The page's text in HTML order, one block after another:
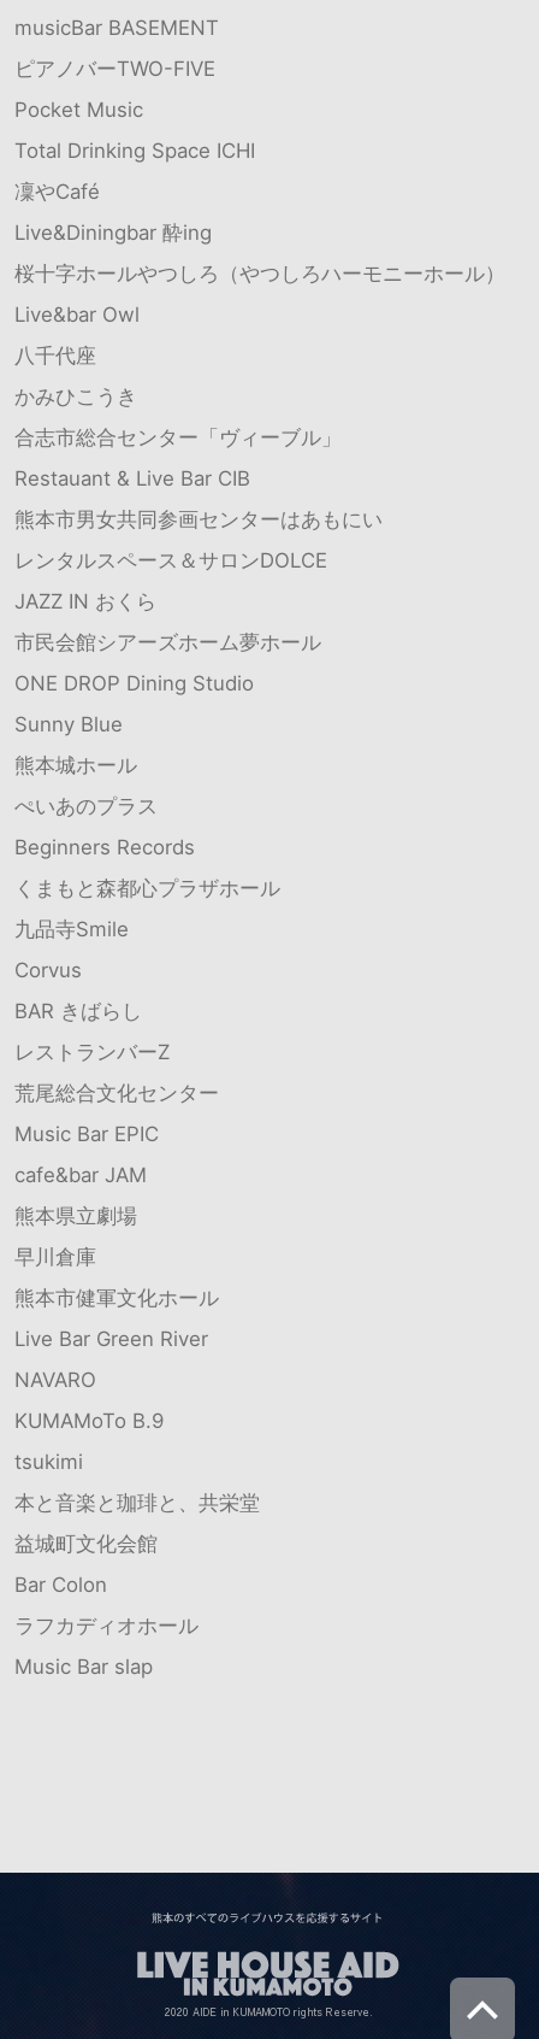
musicBar BASEMENT
ピアノバーTWO-FIVE
Pocket Music
Total Drinking Space ICHI
凜やCafé
Live&Diningbar 酔ing
桜十字ホールやつしろ（やつしろハーモニーホール）
Live&bar Owl
八千代座
かみひこうき
合志市総合センター「ヴィーブル」
Restauant & Live Bar CIB
熊本市男女共同参画センターはあもにい
レンタルスペース＆サロンDOLCE
JAZZ IN おくら
市民会館シアーズホーム夢ホール
ONE DROP Dining Studio
Sunny Blue
熊本城ホール
ぺいあのプラス
Beginners Records
くまもと森都心プラザホール
九品寺Smile
Corvus
BAR きばらし
レストランバーZ
荒尾総合文化センター
Music Bar EPIC
cafe&bar JAM
熊本県立劇場
早川倉庫
熊本市健軍文化ホール
Live Bar Green River
NAVARO
KUMAMoTo B.9
tsukimi
本と音楽と珈琲と、共栄堂
益城町文化会館
Bar Colon
ラフカディオホール
Music Bar slap
2020 AIDE in KUMAMOTO rights Reserve.